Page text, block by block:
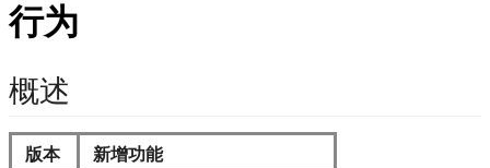
行为
概述
版本
新增功能